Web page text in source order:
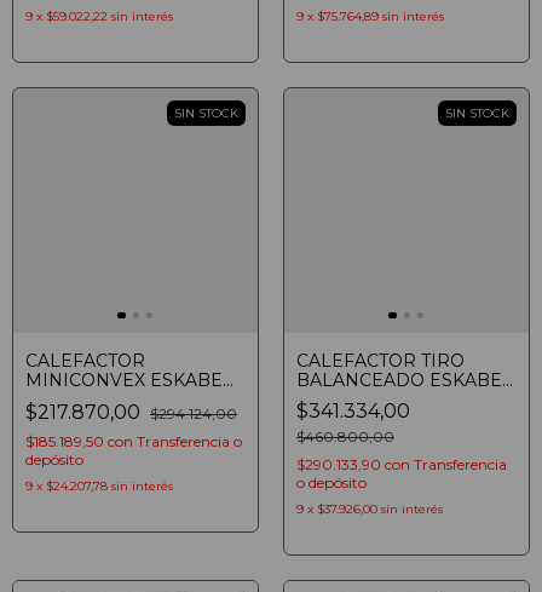
9 x $59.022,22 sin interés 9 x $75.764,89 sin interés
SIN STOCK
CALEFACTOR
MINICONVEX ESKABE
SIGLO 21 S21 MX3 P
AROMATIZADOR
MULTIGAS 3000 KCAL/H
MARFIL
$217.870,00 $294.124,00
$185.189,50 con Transferencia o
depósito
9 x $24.207,78 sin interés
SIN STOCK
CALEFACTOR TIRO
BALANCEADO ESKABE
S21 TB3 P
AROMATIZADOR
MULTIGAS CLASE A
2900 KCAL/H MARFIL
$341.334,00
$460.800,00
$290.133,90 con Transferencia
o depósito
9 x $37.926,00 sin interés